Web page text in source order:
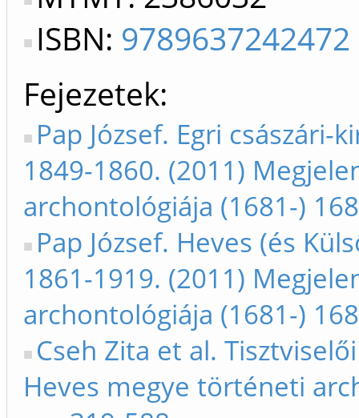
ISBN: 9789637242472
Fejezetek
Pap József. Egri
1849-1860. (2011)
archontológiája (1681-)
Pap József. Heves (és
1861-1919. (2011)
archontológiája (1681-)
Cseh Zita et al.
Heves megye történeti